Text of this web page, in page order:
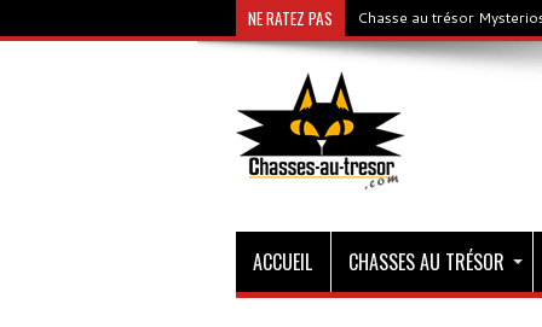
NE RATEZ PAS Chasse au trésor
ACCUEIL CHASSES AU TRÉSOR